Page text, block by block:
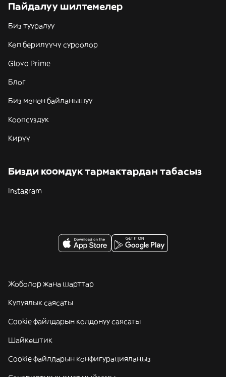
Пайдалуу шилтемелер
Биз тууралуу
Көп берилүүчү суроолор
Glovo Prime
Блог
Биз менен байланышуу
Коопсуздук
Кирүү
Бизди коомдук тармактардан табасыз
Instagram
Жоболор жана шарттар
Купуялык саясаты
Cookie файлдарын колдонуу саясаты
Шайкештик
Cookie файлдарын конфигурациялаңыз